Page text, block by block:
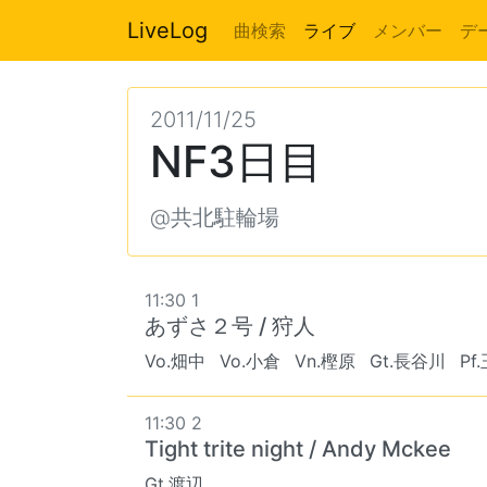
LiveLog 曲検索 ライブ メンバー デ
2011/11/25
NF3日目
@共北駐輪場
11:30 1
あずさ２号 / 狩人
Vo.畑中 Vo.小倉 Vn.樫原 Gt.長谷川 Pf.
11:30 2
Tight trite night / Andy Mckee